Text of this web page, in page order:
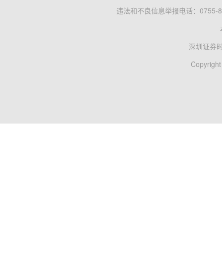
违法和不良信息举报电话：0755-
深圳证券